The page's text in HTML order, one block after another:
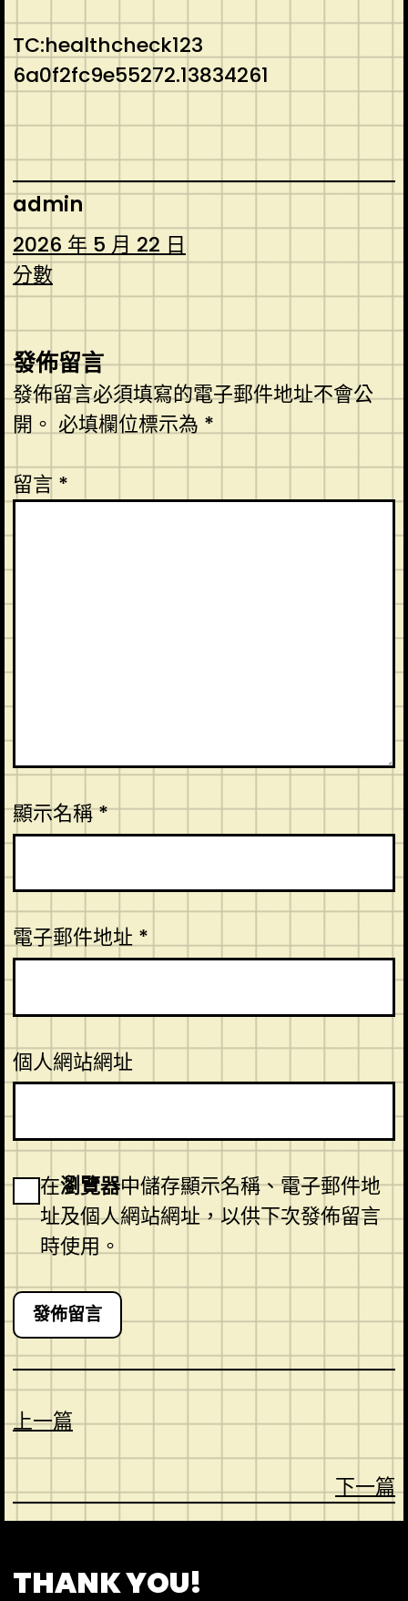
TC:healthcheck123
6a0f2fc9e55272.13834261
admin
2026 年 5 月 22 日
分數
發佈留言
發佈留言必須填寫的電子郵件地址不會公
開。 必填欄位標示為 *
留言 *
顯示名稱*
電子郵件地址*
個人網站網址
在瀏覽器中儲存顯示名稱、電子郵件地
址及個人網站網址，以供下次發佈留言
時使用。
上一篇
下一篇
THANK YOU!